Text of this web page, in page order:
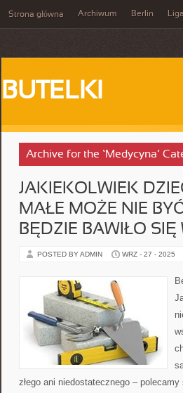
Strona główna Archiwum Berlin
BUTELKI
Archive for the ‘Medycyna’
JAKIEKOLWIEK
MAŁE MOŻE NIE
BĘDZIE BAWIŁO SIĘ
POSTED BY ADMIN WRZ - 27 - 2025
złego ani niedostatecznego –